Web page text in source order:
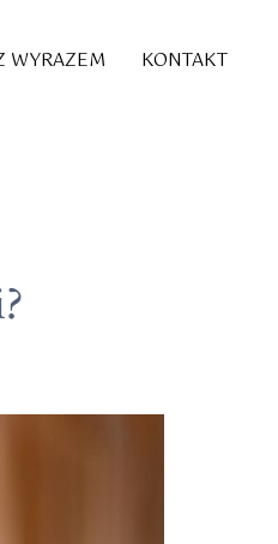
WYRAZEM KONTAKT